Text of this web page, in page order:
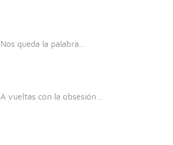
Nos queda la palabra…
A vueltas con la obsesión…